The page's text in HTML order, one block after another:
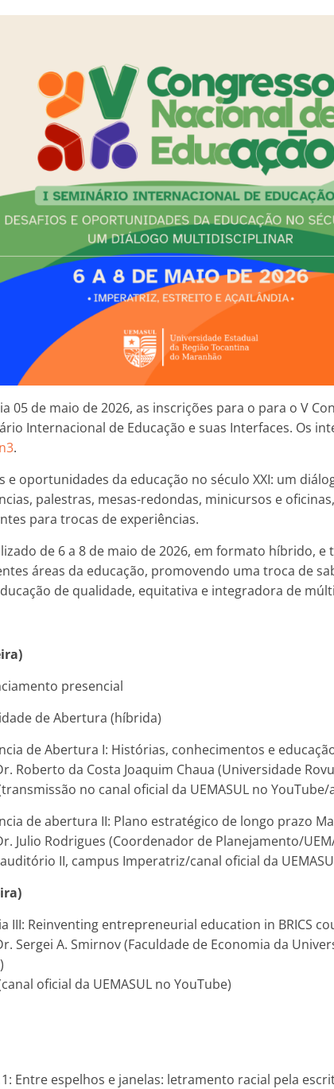
05 de maio de 2026, as inscrições para o para o V
Internacional de Educação e suas Interfaces. Os
.
e oportunidades da educação no século XXI: um
palestras, mesas-redondas, minicursos e
para trocas de experiências.
de 6 a 8 de maio de 2026, em formato híbrido,
áreas da educação, promovendo uma troca de
de qualidade, equitativa e integradora de
presencial
de Abertura (híbrida)
de Abertura I: Histórias, conhecimentos e
Roberto da Costa Joaquim Chaua (Universidade
no canal oficial da UEMASUL no
de abertura II: Plano estratégico de longo prazo
Julio Rodrigues (Coordenador de Planejamento/
II, campus Imperatriz/canal oficial da
III: Reinventing entrepreneurial education in BRICS
Sergei A. Smirnov (Faculdade de Economia da
oficial da UEMASUL no YouTube)
1: Entre espelhos e janelas: letramento racial pela